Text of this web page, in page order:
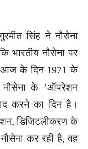
सिंह ने नौसेना
भारतीय नौसेना पर
आज के दिन 1971 के
नौसेना के ’ऑपरेशन
करने का दिन है।
डिजिटलीकरण के
कर रही है, वह